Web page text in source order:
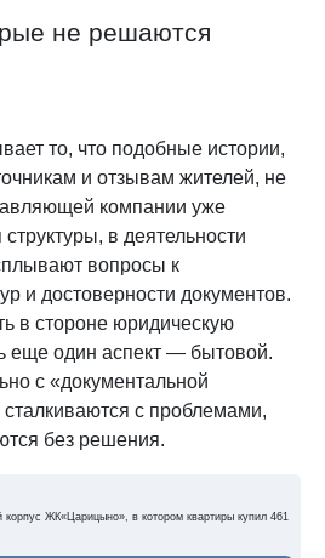
не решаются
то, что подобные истории,
и отзывам жителей, не
компании уже
в деятельности
вопросы к
и достоверности документов.
в стороне юридическую
еще один аспект — бытовой.
с «документальной
с проблемами,
без решения.
ЖК«Царицыно», в котором квартиры купил 461